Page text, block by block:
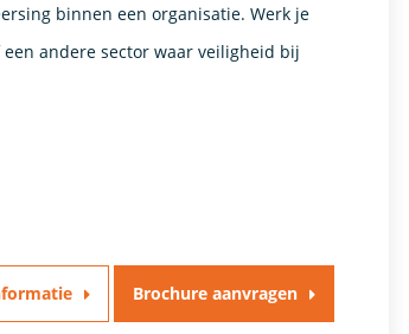
binnen een organisatie. Werk je
andere sector waar veiligheid bij
Brochure aanvragen